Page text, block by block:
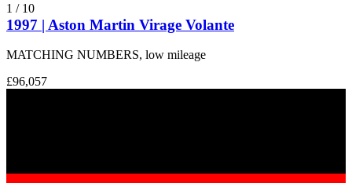
1 / 10
1997 | Aston Martin Virage Volante
MATCHING NUMBERS, low mileage
£96,057